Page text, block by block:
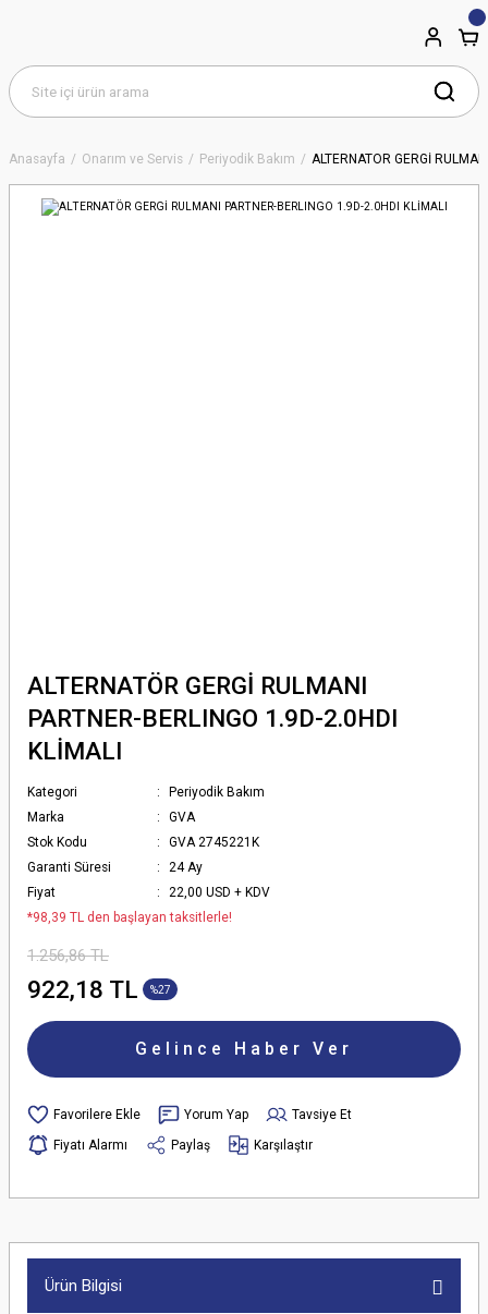
Anasayfa Onarım ve Servis Periyodik Bakım ALTERNATÖR GERGİ
ALTERNATÖR GERGİ RULMANI
PARTNER-BERLINGO 1.9D-2.0HDI
KLİMALI
Kategori
Periyodik Bakım
Marka
GVA
Stok Kodu
GVA 2745221K
Garanti Süresi
24 Ay
Fiyat
22,00 USD + KDV
*98,39 TL den başlayan taksitlerle!
1.256,86 TL
922,18 TL %27
Gelince Haber Ver
Yorum Yap
Tavsiye Et
Fiyatı Alarmı
Paylaş Karşılaştır
Ürün Bilgisi